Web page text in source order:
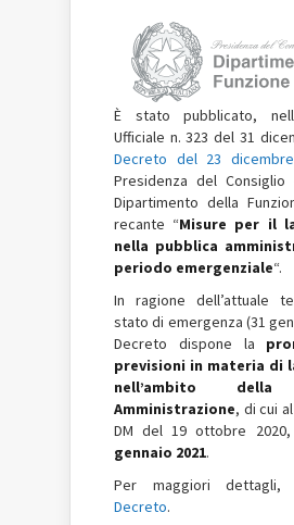
È stato pubblicato,
Ufficiale n. 323 del 31
Decreto del 23
Presidenza del Consiglio
Dipartimento della
recante “Misure per il
nella pubblica
periodo emergenziale“.
In ragione dell’attuale
stato di emergenza (31
Decreto dispone la
previsioni in materia di
nell’ambito della
Amministrazione, di cui
DM del 19 ottobre 2020,
gennaio 2021.
Per maggiori dettagli,
Decreto.